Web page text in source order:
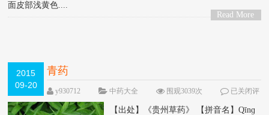
面皮部浅黄色....
Read More
2015
09-20
青药
y930712 中药大全 围观3039次
已关闭评
论
【出处】《贵州草药》 【拼音名】Qīnɡ